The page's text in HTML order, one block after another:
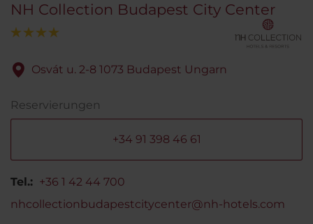
NH Collection Budapest City Center
Osvát u. 2-8 1073 Budapest Ungarn
Reservierungen
+34 91 398 46 61
Tel.: +36 1 42 44 700
nhcollectionbudapestcitycenter@nh-hotels.com